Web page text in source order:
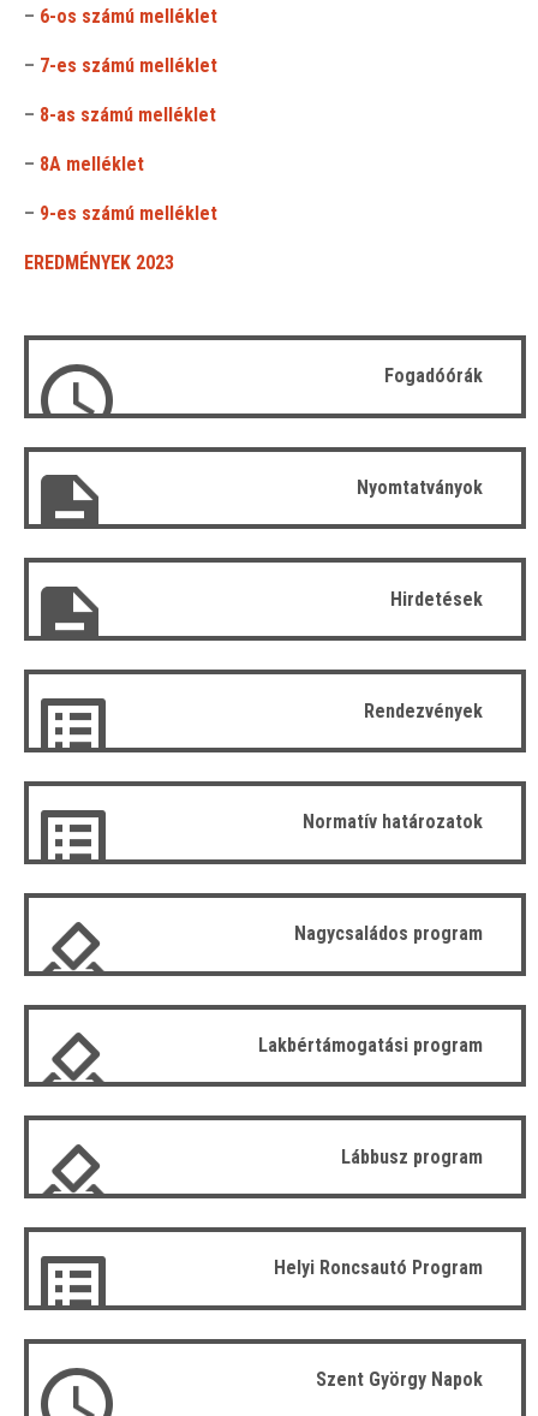
– 6-os számú melléklet
– 7-es számú melléklet
– 8-as számú melléklet
– 8A melléklet
– 9-es számú melléklet
EREDMÉNYEK 2023
Fogadóórák
Nyomtatványok
Hirdetések
Rendezvények
Normatív határozatok
Nagycsaládos program
Lakbértámogatási program
Lábbusz program
Helyi Roncsautó Program
Szent György Napok